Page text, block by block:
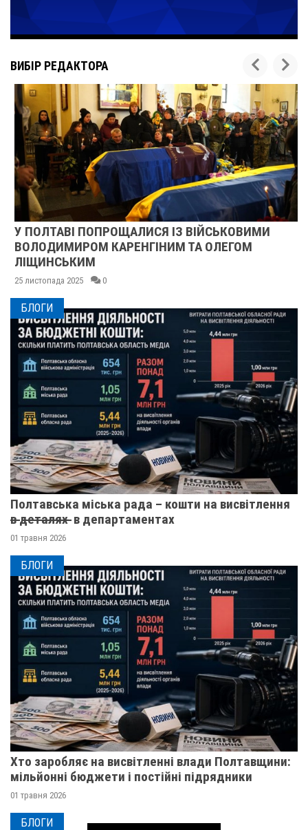
ВИБІР РЕДАКТОРА
У ПОЛТАВІ ПОПРОЩАЛИСЯ ІЗ ВІЙСЬКОВИМИ
ВОЛОДИМИРОМ КАРЕНГІНИМ ТА ОЛЕГОМ
ЛІЩИНСЬКИМ
25 листопада 2025 0
БЛОГИ
Полтавська міська рада – кошти на висвітлення
в̶ ̶д̶е̶т̶а̶л̶я̶х̶ ̶ в департаментах
01 травня 2026
БЛОГИ
Хто заробляє на висвітленні влади Полтавщини:
мільйонні бюджети і постійні підрядники
01 травня 2026
БЛОГИ